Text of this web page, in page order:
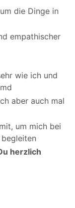
die Dinge in
empathischer
wie ich und
aber auch mal
um mich bei
herzlich